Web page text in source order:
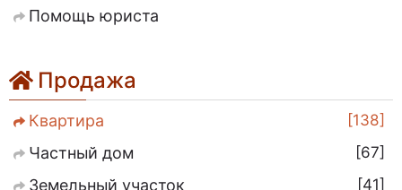
Помощь юриста
Продажа
Квартира
138
Частный дом
67
Земельный участок
41